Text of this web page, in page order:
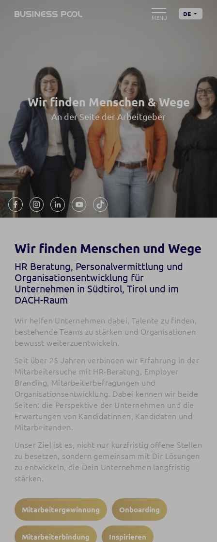
DE
Wir finden Menschen & Wege
An der Seite der Arbeitgeber
Wir finden Menschen und Wege
HR Beratung, Personalvermittlung und
Organisationsentwicklung für
Unternehmen in Südtirol, Tirol und im
DACH-Raum
Wir helfen Unternehmen dabei, Talente zu finden,
bestehende Teams zu stärken und Organisationen
bewusst weiterzuentwickeln.
Seit über 25 Jahren verbinden wir Erfahrung in der
Mitarbeitersuche mit HR-Beratung, Employer
Branding, Mitarbeiterbefragungen und
Organisationsentwicklung. Dabei kennen wir beide
Seiten: die Perspektive der Unternehmen und die
Erwartungen von Kandidatinnen, Kandidaten und
Mitarbeitenden.
Unser Ziel ist es, nicht nur kurzfristig offene Stellen
zu besetzen, sondern gemeinsam mit Dir Lösungen
zu entwickeln, die Dein Unternehmen langfristig
stärken.
Mitarbeitergewinnung Onboarding
Mitarbeiterbindung Inspirieren